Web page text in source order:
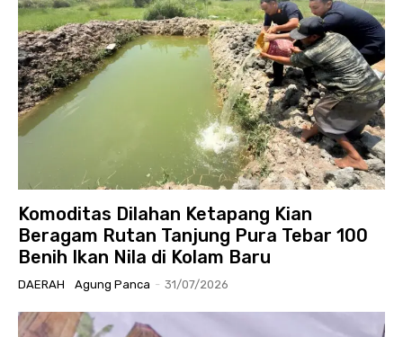
Komoditas Dilahan Ketapang Kian
Beragam Rutan Tanjung Pura Tebar 100
Benih Ikan Nila di Kolam Baru
DAERAH Agung Panca - 31/07/2026